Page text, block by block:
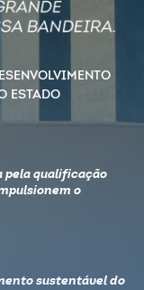
ESTADO
pela qualificação
o
sustentável do